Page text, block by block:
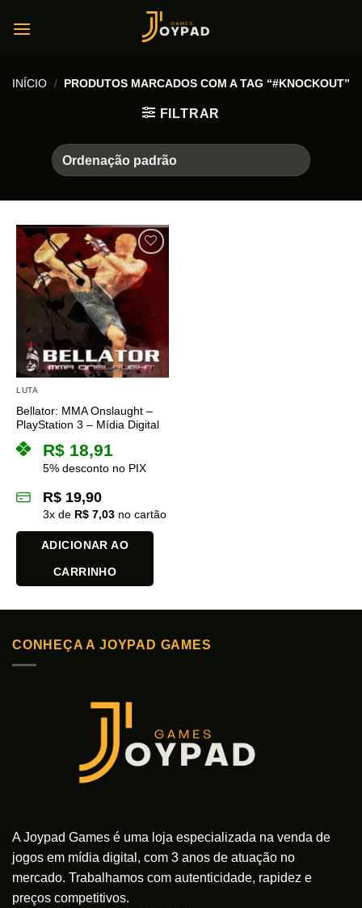
INÍCIO / PRODUTOS MARCADOS COM A TAG “#KNOCKOUT”
FILTRAR
LUTA
Bellator: MMA Onslaught –
PlayStation 3 – Mídia Digital
R$ 18,91
5% desconto no PIX
R$ 19,90
3x de R$ 7,03 no cartão
ADICIONAR AO
CARRINHO
CONHEÇA A JOYPAD GAMES
A Joypad Games é uma loja especializada na venda de
jogos em mídia digital, com 3 anos de atuação no
mercado. Trabalhamos com autenticidade, rapidez e
preços competitivos.